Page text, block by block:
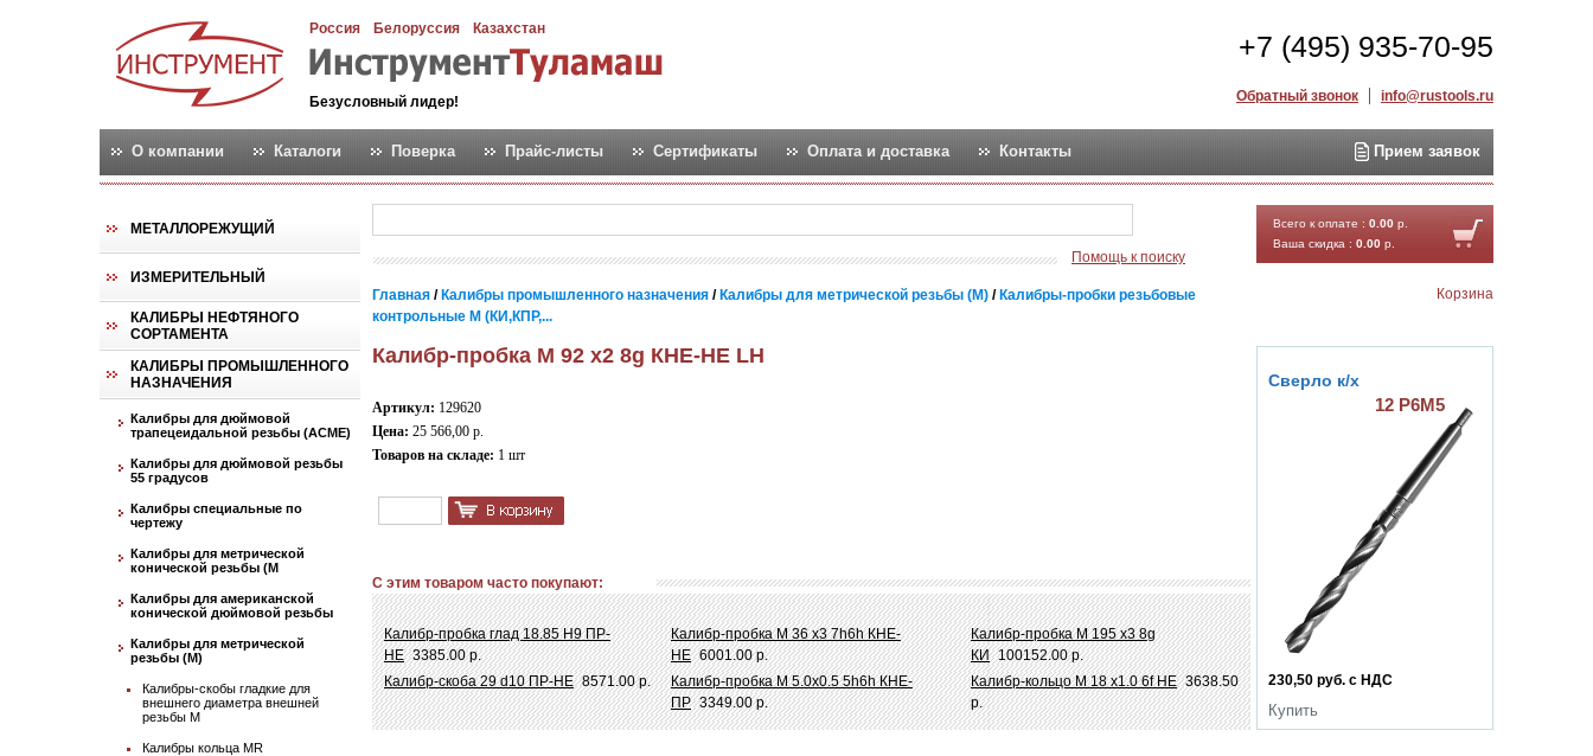
Россия Белоруссия Казахстан
Безусловный лидер!
+7 (495) 935-70-95
Обратный звонок info@rustools.ru
О компании Каталоги Поверка Прайс-листы Сертификаты Оплата и доставка Контакты Прием заявок
МЕТАЛЛОРЕЖУЩИЙ
ИЗМЕРИТЕЛЬНЫЙ
КАЛИБРЫ НЕФТЯНОГО
СОРТАМЕНТА
КАЛИБРЫ ПРОМЫШЛЕННОГО
НАЗНАЧЕНИЯ
Калибры для дюймовой
трапецеидальной резьбы (АСМЕ)
Калибры для дюймовой резьбы
55 градусов
Калибры специальные по
чертежу
Калибры для метрической
конической резьбы (М
Калибры для американской
конической дюймовой резьбы
Калибры для метрической
резьбы (М)
Калибры-скобы гладкие для
внешнего диаметра внешней
резьбы М
Калибры кольца MR
Помощь к поиску
Всего к оплате : 0.00 р.
Ваша скидка : 0.00 р.
Корзина
Главная / Калибры промышленного назначения / Калибры для метрической резьбы (М) / Калибры-пробки резьбовые
контрольные М (КИ,КПР,...
Калибр-пробка М 92 х2 8g КНЕ-НЕ LH
Артикул: 129620
Цена: 25 566,00 р.
Товаров на складе: 1 шт
С этим товаром часто покупают:
Калибр-пробка глад 18.85 Н9 ПР-
НЕ 3385.00 р.
Калибр-пробка М 36 х3 7h6h КНЕ-
НЕ 6001.00 р.
Калибр-пробка М 195 х3 8g
КИ 100152.00 р.
Калибр-скоба 29 d10 ПР-НЕ 8571.00 р.
Калибр-пробка М 5.0х0.5 5h6h КНЕ-
ПР 3349.00 р.
Калибр-кольцо М 18 х1.0 6f НЕ 3638.50
р.
230,50 руб. с НДС
Купить
Сверло к/х
12 Р6М5